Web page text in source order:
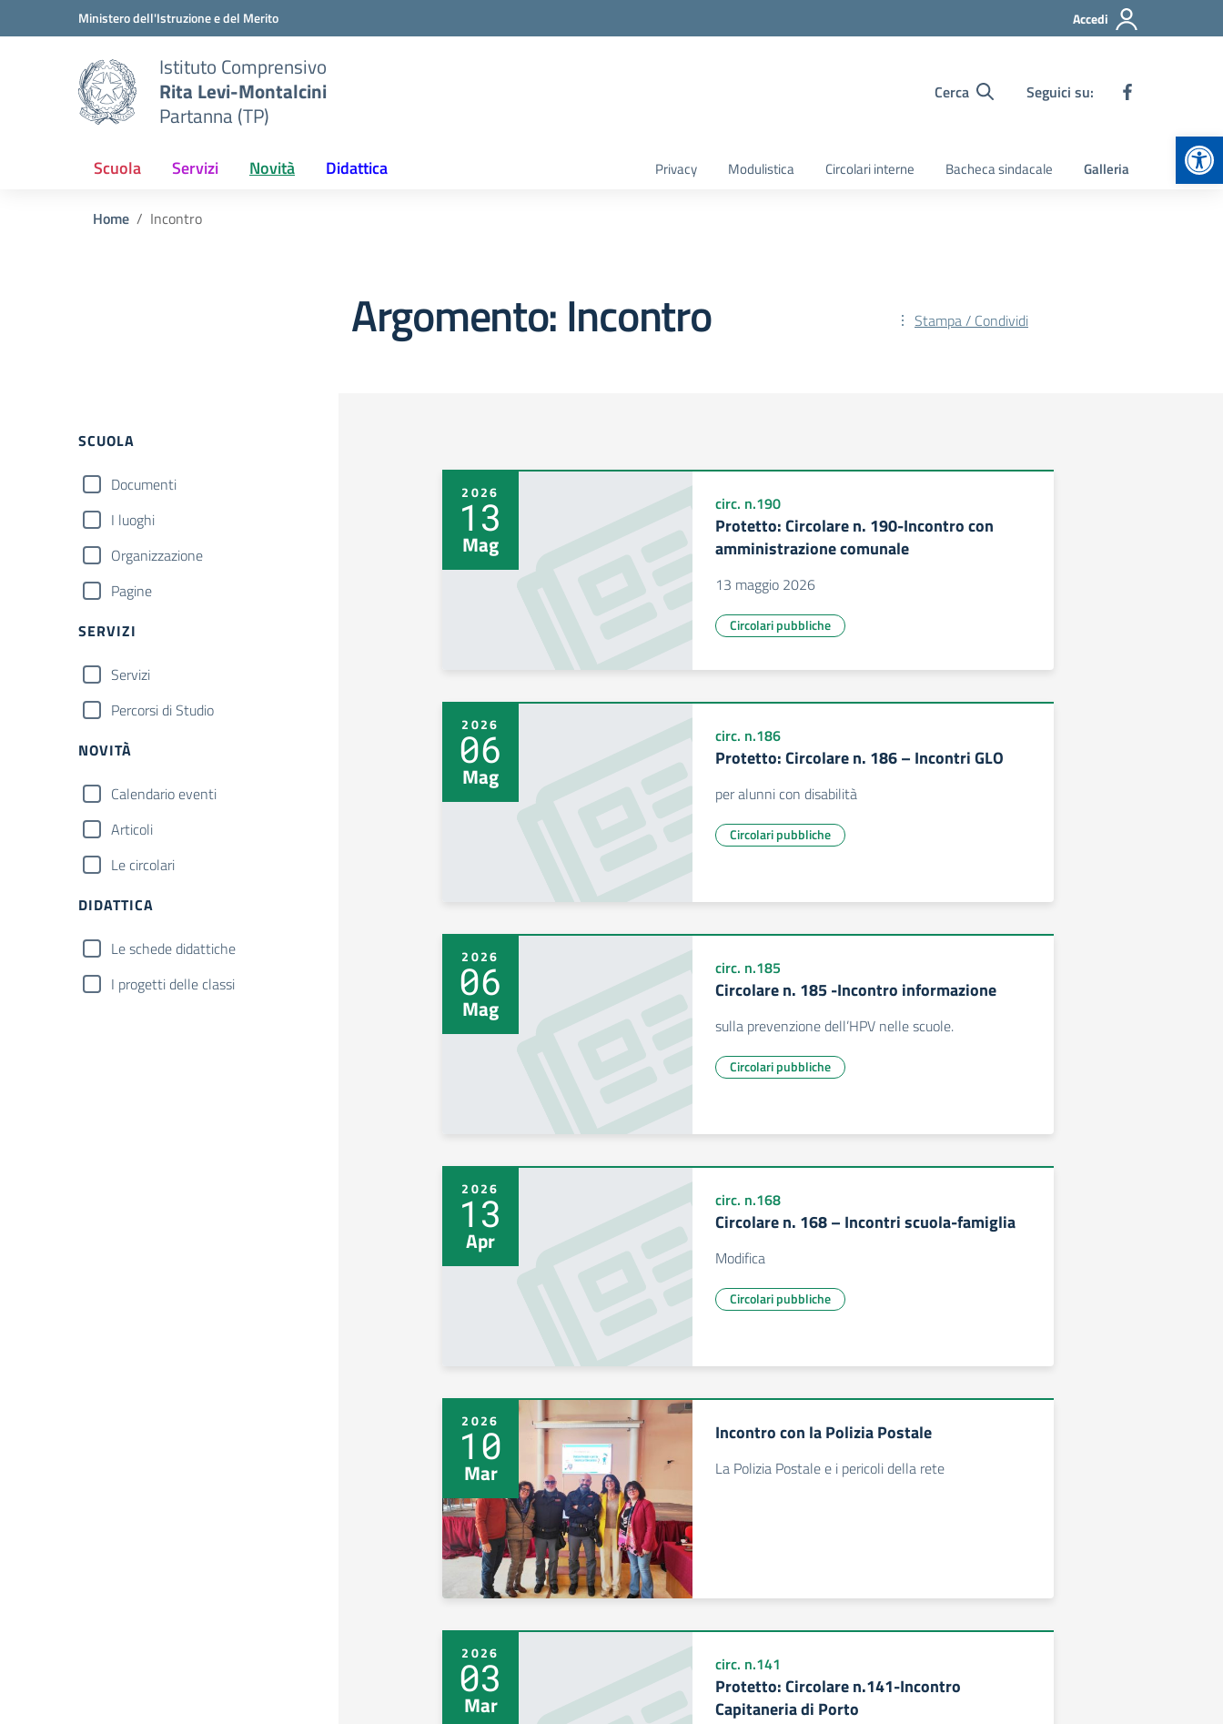
Vai ai contenuti
Vai al menu di navigazioneMinistero dell'Istruzione e del Merito Accedi
Istituto Comprensivo
Rita Levi-Montalcini
Partanna (TP)
Cerca Seguici su:
Scuola Servizi Novità Didattica Privacy Modulistica Circolari interne Bacheca sindacale Galleria
Home Incontro
Argomento: Incontro Stampa / Condividi
Filtri
SCUOLA
Documenti
I luoghi
Organizzazione
Pagine
SERVIZI
Servizi
Percorsi di Studio
NOVITÀ
Calendario eventi
Articoli
Le circolari
DIDATTICA
Le schede didattiche
I progetti delle classi
2026
13
Mag
circ. n.190
Protetto: Circolare n. 190-Incontro con
amministrazione comunale
13 maggio 2026
Circolari pubbliche
2026
06
Mag
circ. n.186
Protetto: Circolare n. 186 – Incontri GLO
per alunni con disabilità
Circolari pubbliche
2026
06
Mag
circ. n.185
Circolare n. 185 -Incontro informazione
sulla prevenzione dell’HPV nelle scuole.
Circolari pubbliche
2026
13
Apr
circ. n.168
Circolare n. 168 – Incontri scuola-famiglia
Modifica
Circolari pubbliche
2026
10
Mar
Incontro con la Polizia Postale
La Polizia Postale e i pericoli della rete
2026
03
Mar
circ. n.141
Protetto: Circolare n.141-Incontro
Capitaneria di Porto